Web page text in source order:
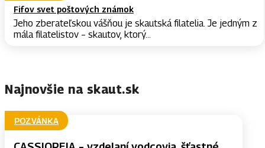
Fifov svet poštových známok
Jeho zberateľskou vášňou je skautská filatelia. Je jedným z
mála filatelistov – skautov, ktorý...
Najnovšie na skaut.sk
POZVÁNKA